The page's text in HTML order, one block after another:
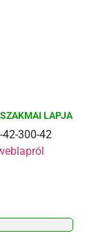
LAPJA
300-42